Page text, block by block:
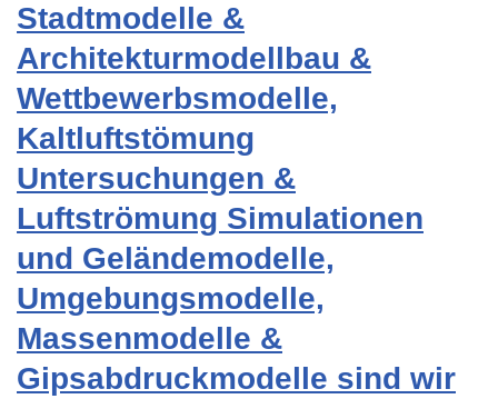
Stadtmodelle &
Architekturmodellbau &
Wettbewerbsmodelle,
Kaltluftstömung
Untersuchungen &
Luftströmung Simulationen
und Geländemodelle,
Umgebungsmodelle,
Massenmodelle &
Gipsabdruckmodelle sind wir